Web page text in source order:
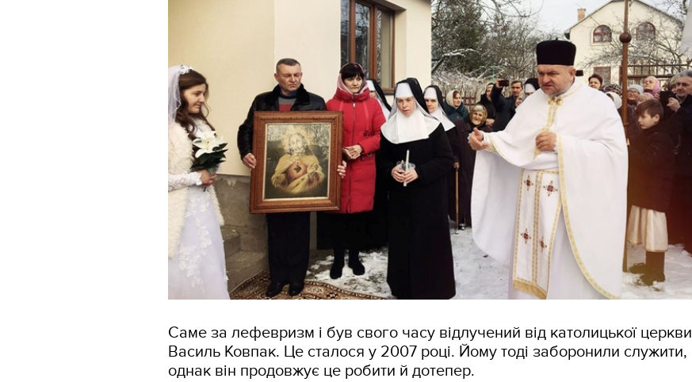
Саме за лефевризм і був свого часу відлучений від католицької церкви
Василь Ковпак. Це сталося у 2007 році. Йому тоді заборонили служити,
однак він продовжує це робити й дотепер.